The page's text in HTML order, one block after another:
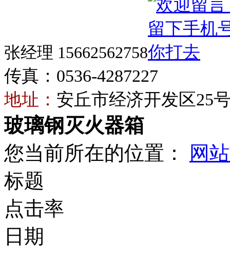
张经理 15662562758
传真：0536-4287227
地址： 安丘市经济开发区25
玻璃钢灭火器箱
您当前所在的位置：
网
标题
点击率
日期